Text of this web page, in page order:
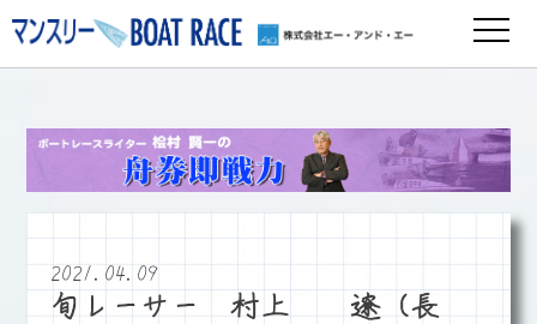
2021.04.09
旬レーサー 村上 遼（長